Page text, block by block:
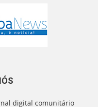
digital comunitário